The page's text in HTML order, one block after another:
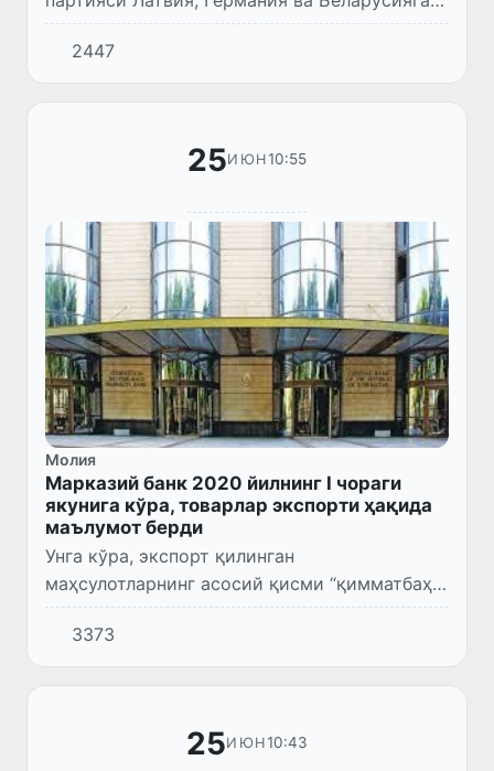
экспорт қилинади.
2447
25ИЮН10:55
Молия
Марказий банк 2020 йилнинг I чораги
якунига кўра, товарлар экспорти ҳақида
маълумот берди
Унга кўра, экспорт қилинган
маҳсулотларнинг асосий қисми “қимматбаҳо
металлар ва тошлар” – 1,0 млрд. доллар ва
“текстиль ва текстиль маҳсулотлари” – 533
млн долларни ташкил қилган.
3373
25ИЮН10:43